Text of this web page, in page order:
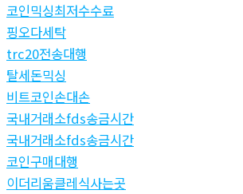
코인믹싱최저수수료
핑오다세탁
trc20전송대행
탈세돈믹싱
비트코인손대손
국내거래소fds송금시간
국내거래소fds송금시간
코인구매대행
이더리움클레식사는곳